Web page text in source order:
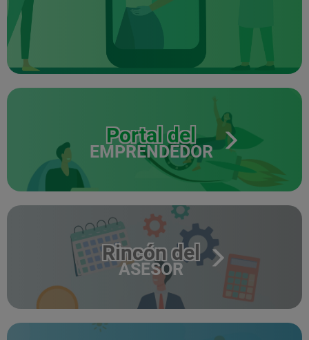
Portal del
EMPRENDEDOR
Rincón del
ASESOR